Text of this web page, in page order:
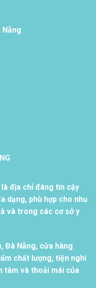
địa chỉ đáng tin cậy
dạng, phù hợp cho nhu
và trong các cơ sở y
Đà Nẵng, cửa hàng
chất lượng, tiện nghi
tâm và thoải mái của